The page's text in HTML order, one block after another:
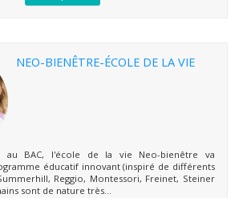
NEO-BIENÊTRE-ÉCOLE DE LA VIE
au BAC, l'école de la vie Neo-bienêtre va
éducatif innovant (inspiré de différents
Reggio, Montessori, Freinet, Steiner
sont de nature très...